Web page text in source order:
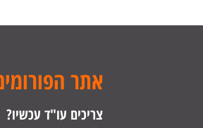
אתר
צריכים עו"ד עכשיו?